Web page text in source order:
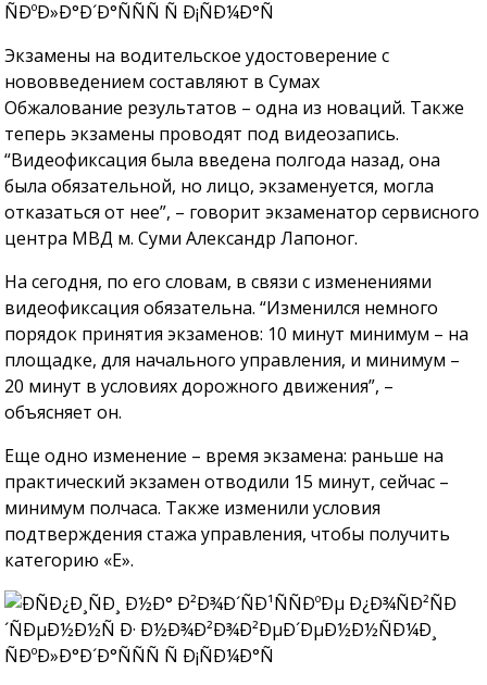
Экзамены на водительское удостоверение с
нововведением составляют в Сумах
Обжалование результатов – одна из новаций. Также
теперь экзамены проводят под видеозапись.
“Видеофиксация была введена полгода назад, она
была обязательной, но лицо, экзаменуется, могла
отказаться от нее”, – говорит экзаменатор сервисного
центра МВД м. Суми Александр Лапоног.
На сегодня, по его словам, в связи с изменениями
видеофиксация обязательна. “Изменился немного
порядок принятия экзаменов: 10 минут минимум – на
площадке, для начального управления, и минимум –
20 минут в условиях дорожного движения”, –
объясняет он.
Еще одно изменение – время экзамена: раньше на
практический экзамен отводили 15 минут, сейчас –
минимум полчаса. Также изменили условия
подтверждения стажа управления, чтобы получить
категорию «Е».